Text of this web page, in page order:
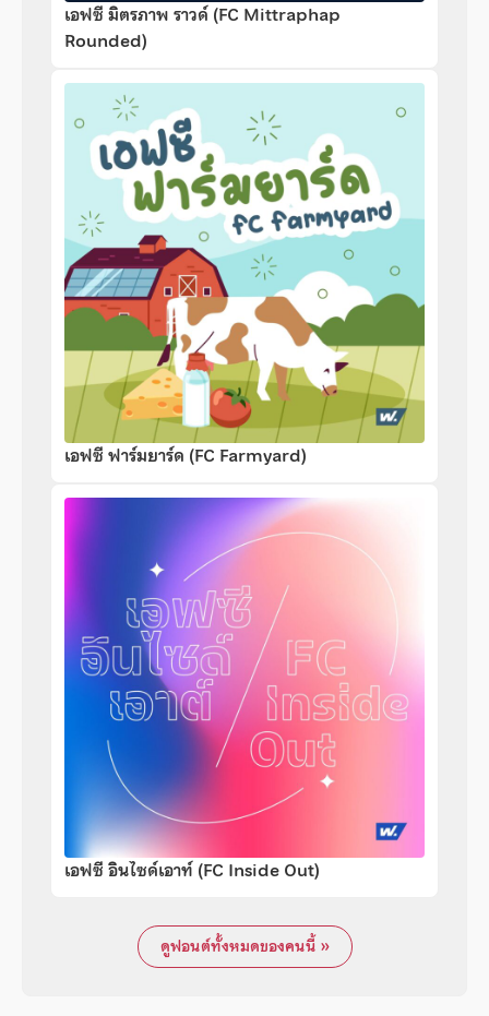
เอฟซี มิตรภาพ ราวด์ (FC Mittraphap
Rounded)
เอฟซี ฟาร์มยาร์ด (FC Farmyard)
เอฟซี อินไซด์เอาท์ (FC Inside Out)
ดูฟอนต์ทั้งหมดของคนนี้ »